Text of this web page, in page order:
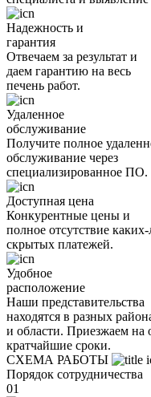
Надежность и
гарантия
Отвечаем за результат и
даем гарантию на весь
печень работ.
Удаленное
обслуживание
Получите полное
обслуживание через
специализированное ПО.
Доступная цена
Конкурентные цены и
полное отсутствие
скрытых платежей.
Удобное
расположение
Наши представительства
находятся в разных
и области. Приезжаем на
кратчайшие сроки.
СХЕМА РАБОТЫ
Порядок сотрудничества
01